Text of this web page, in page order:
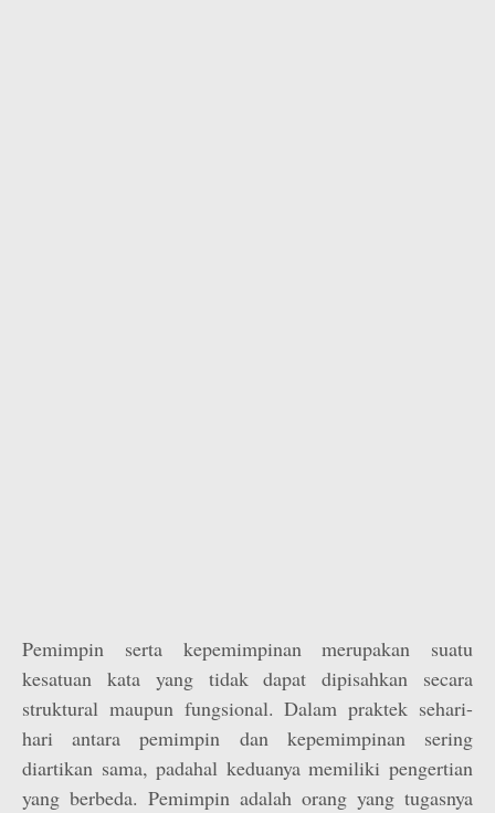
Pemimpin serta kepemimpinan merupakan suatu
kesatuan kata yang tidak dapat dipisahkan secara
struktural maupun fungsional. Dalam praktek sehari-
hari antara pemimpin dan kepemimpinan sering
diartikan sama, padahal keduanya memiliki pengertian
yang berbeda. Pemimpin adalah orang yang tugasnya